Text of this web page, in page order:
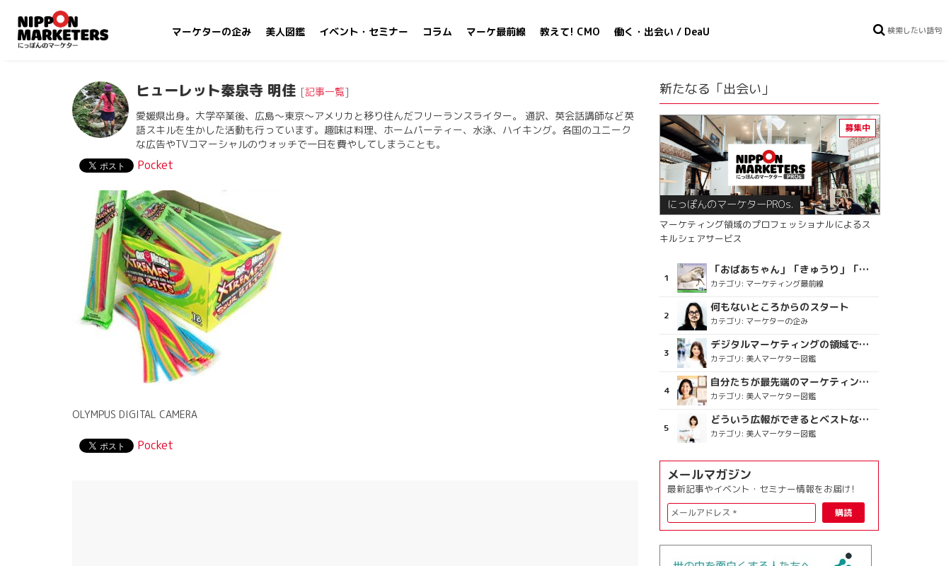
マーケターの企み 美人図鑑 イベント・セミナー コラム マーケ最前線 教えて! CMO 働く・出会い / DeaU
ヒューレット秦泉寺 明佳 [記事一覧]
愛媛県出身。大学卒業後、広島〜東京〜アメリカと移り住んだフリーランスライター。 通訳、英会話講師など英
語スキルを生かした活動も行っています。趣味は料理、ホームパーティー、水泳、ハイキング。各国のユニーク
な広告やTVコマーシャルのウォッチで一日を費やしてしまうことも。
Pocket
OLYMPUS DIGITAL CAMERA
Pocket
新たなる「出会い」
にっぽんのマーケターPROs.
マーケティング領域のプロフェッショナルによるス
キルシェアサービス
「おばあちゃん」「きゅうり」「ディスコで踊るおじさん」をCM素材に使った、「気持ちよさ」が売りの意外な商品とは？
カテゴリ: マーケティング最前線
何もないところからのスタート
カテゴリ: マーケターの企み
デジタルマーケティングの領域で、海外というステージに
カテゴリ: 美人マーケター図鑑
自分たちが最先端のマーケティングを目指す
カテゴリ: 美人マーケター図鑑
どういう広報ができるとベストなのか
カテゴリ: 美人マーケター図鑑
メールマガジン
最新記事やイベント・セミナー情報をお届け!